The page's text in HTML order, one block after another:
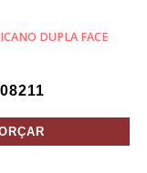
DUPLA FACE
08211